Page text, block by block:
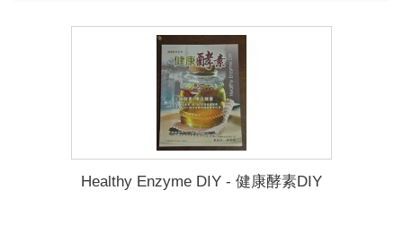
Healthy Enzyme DIY - 健康酵素DIY